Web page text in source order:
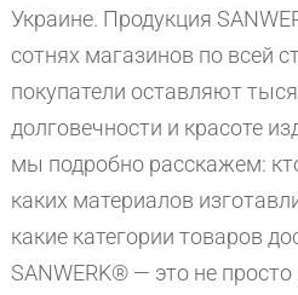
Украине. Продукция
сотнях магазинов по всей
покупатели оставляют
долговечности и красоте
мы подробно расскажем:
каких материалов
какие категории товаров
SANWERK® — это не